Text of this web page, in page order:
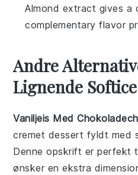
Almond extract gives a
complementary flavor
Andre
Lignende Softice
Vaniljeis Med
cremet dessert fyldt med
Denne opskrift er perfekt
ønsker en ekstra